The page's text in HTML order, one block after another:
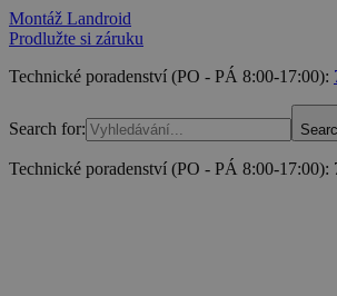
Montáž Landroid
Prodlužte si záruku
Technické poradenství (PO - PÁ 8:00-17:00):
Search for:
Technické poradenství (PO - PÁ 8:00-17:00):